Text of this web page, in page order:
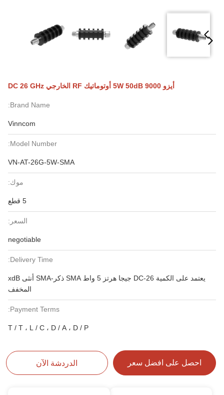
أيزو 9000 5W 50dB أوتوماتيك RF الخارجي DC 26 GHz
Brand Name:
Vinncom
Model Number:
VN-AT-26G-5W-SMA
موك:
5 قطع
السعر:
negotiable
Delivery Time:
يعتمد على الكمية DC-26 جيجا هرتز 5 واط SMA ذكر-SMA أنثى xdB
المخفف
Payment Terms:
T / T ، L / C ، D / A ، D / P
احصل على افضل سعر الدردشة الآن